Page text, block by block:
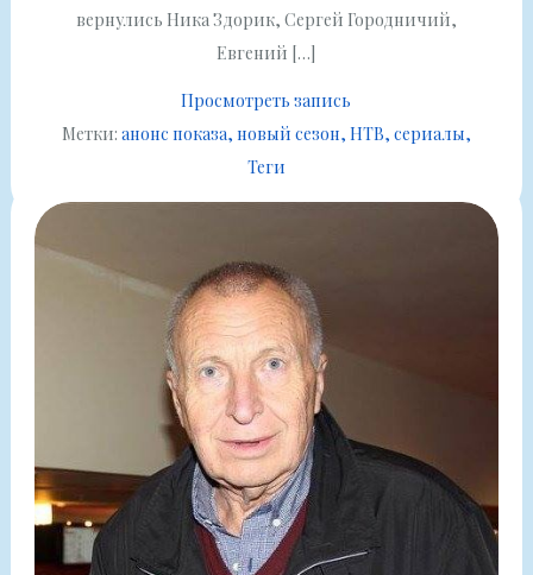
вернулись Ника Здорик, Сергей Городничий,
Евгений […]
Просмотреть запись
Метки: анонс показа новый сезон НТВ сериалы
Теги